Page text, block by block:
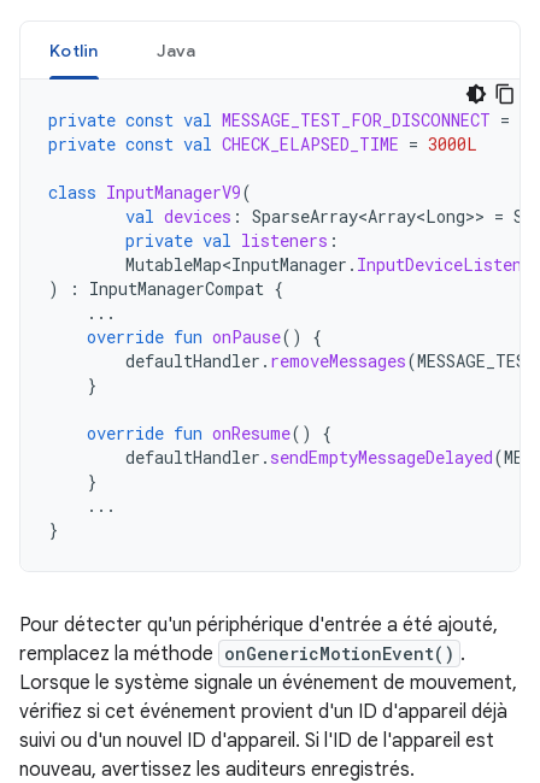
Kotlin Java
private const val MESSAGE_TEST_FOR_DISCONNECT =
private const val CHECK_ELAPSED_TIME = 3000L
class InputManagerV9(
val devices : SparseArray<Array<Long>> =
private val listeners :
MutableMap<InputManager . InputDeviceListener
)
: InputManagerCompat {
...
override fun onPause()
{
defaultHandler . removeMessages(
}
override fun onResume()
{
defaultHandler . sendEmptyMessageDelayed(
}
...
}
Pour détecter qu'un périphérique d'entrée a été ajouté,
remplacez la méthode onGenericMotionEvent() .
Lorsque le système signale un événement de mouvement,
vérifiez si cet événement provient d'un ID d'appareil déjà
suivi ou d'un nouvel ID d'appareil. Si l'ID de l'appareil est
nouveau, avertissez les auditeurs enregistrés.